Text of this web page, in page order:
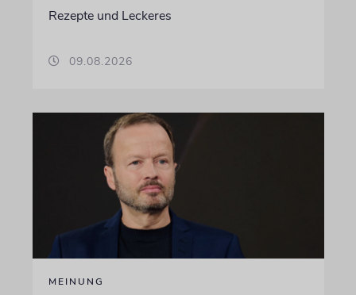
Rezepte und Leckeres
09.08.2026
MEINUNG